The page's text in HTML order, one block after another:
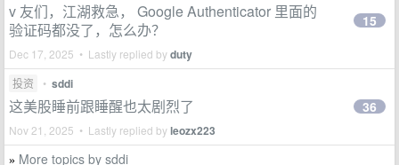
v 友们，江湖救急， Google Authenticator 里面的
验证码都没了，怎么办？
Dec 17, 2025 • Lastly replied byduty
15
投资 • sddi
这美股睡前跟睡醒也太剧烈了
Nov 21, 2025 • Lastly replied byleozx223
36
» More topics by sddi